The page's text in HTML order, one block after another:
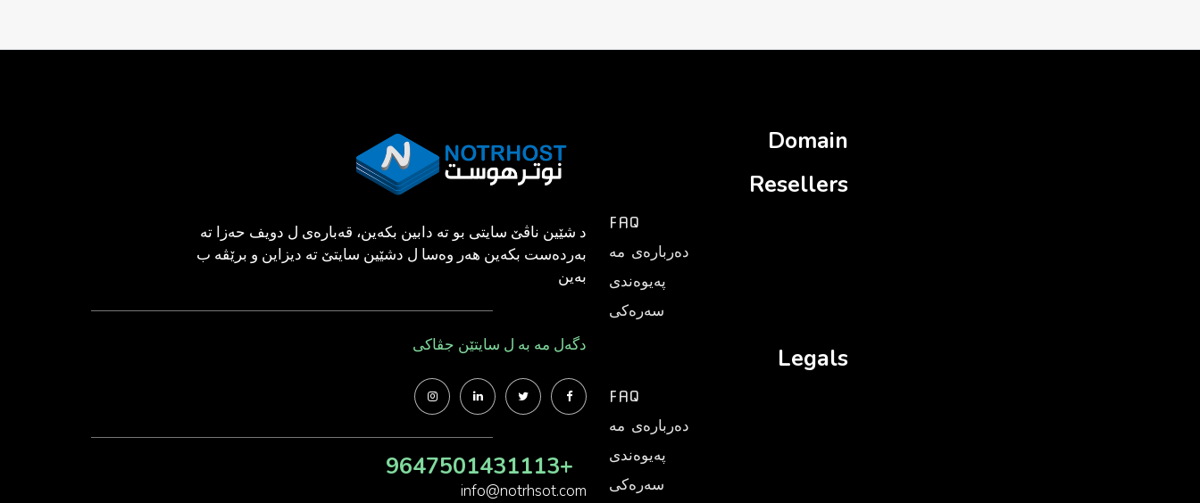
د شێین ناڤێ سایتی بو ته‌ دابین بكه‌ین، قه‌باره‌ی ل دویف حه‌زا ته‌
به‌رده‌ست بكه‌ین هه‌ر وه‌سا ل دشێین سایتێ ته‌ دیزاین و برێڤه‌ ب
به‌ین
دگه‌ل مه‌ به‌ ل سایتێن جڤاكی
+9647501431113
info@notrhsot.com
Domain
Resellers
FAQ
ده‌رباره‌ی مه‌
په‌یوه‌ندی
سه‌ره‌كی
Legals
FAQ
ده‌رباره‌ی مه‌
په‌یوه‌ندی
سه‌ره‌كی